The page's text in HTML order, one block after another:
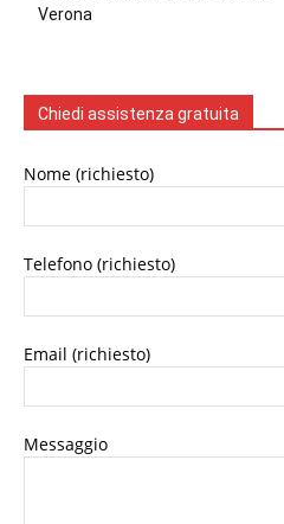
Verona
Chiedi assistenza gratuita
Nome (richiesto)
Telefono (richiesto)
Email (richiesto)
Messaggio